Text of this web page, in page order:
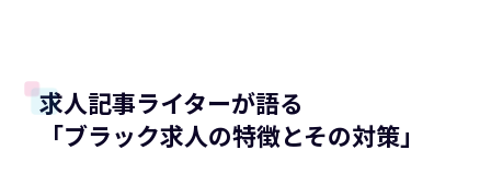
求人記事ライターが語る
「ブラック求人の特徴とその対策」